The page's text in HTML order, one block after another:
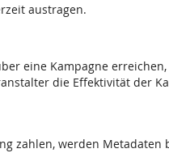
austragen.
eine Kampagne
die Effektivität der
zahlen, werden